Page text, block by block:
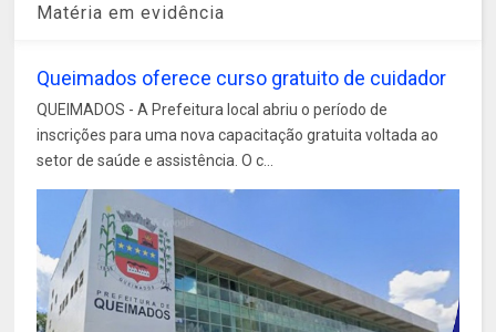
Matéria em evidência
Queimados oferece curso gratuito de cuidador
QUEIMADOS - A Prefeitura local abriu o período de
inscrições para uma nova capacitação gratuita voltada ao
setor de saúde e assistência. O c...